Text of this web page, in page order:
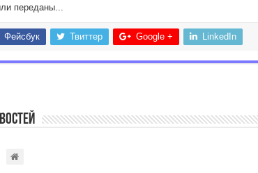
переданы...
Фейсбук Твиттер Google + LinkedIn